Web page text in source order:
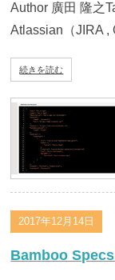
Author 廣田 隆之
Atlassian（JIRA ,
続きを読む
2017年12月14日
Bamboo Specs